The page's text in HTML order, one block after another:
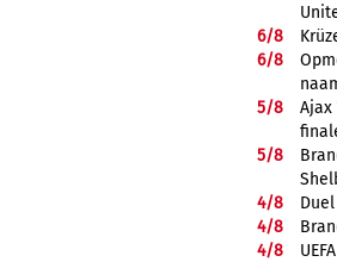
6/8
6/8
5/8
Ajax
5/8
4/8
4/8
4/8